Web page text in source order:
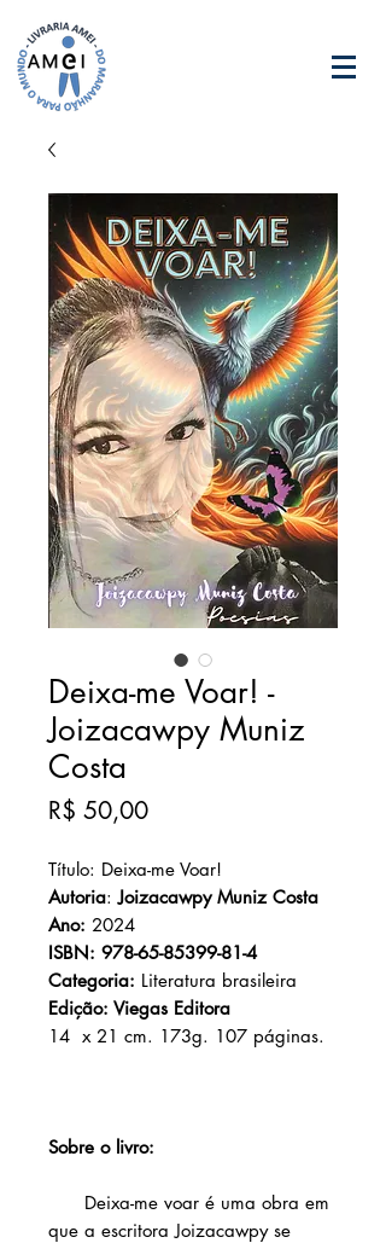
Deixa-me Voar! -
Joizacawpy Muniz
Costa
R$ 50,00Preço
Título: Deixa-me Voar!
Autoria: Joizacawpy Muniz Costa
Ano: 2024
ISBN: 978-65-85399-81-4
Categoria: Literatura brasileira
Edição: Viegas Editora
14 x 21 cm. 173g. 107 páginas.
Sobre o livro:
Deixa-me voar é uma obra em
que a escritora Joizacawpy se